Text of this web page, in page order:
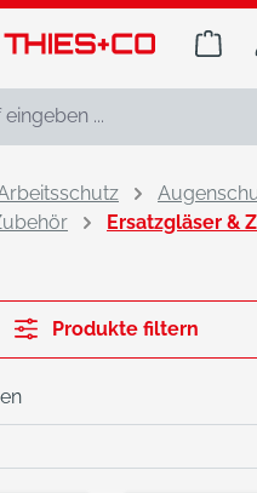
Ersatzgläser &
Produkte filtern